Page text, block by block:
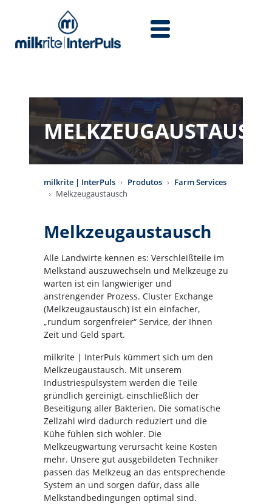
milkrite | InterPuls Produtos
Farm Services
Melkzeugaustausch
Melkzeugaustausch
Alle Landwirte kennen es: Verschleißteile im
Melkstand auszuwechseln und Melkzeuge zu
warten ist ein langwieriger und
anstrengender Prozess. Cluster Exchange
(Melkzeugaustausch) ist ein einfacher,
„rundum sorgenfreier“ Service, der Ihnen
Zeit und Geld spart.
milkrite | InterPuls kümmert sich um den
Melkzeugaustausch. Mit unserem
Industriespülsystem werden die Teile
gründlich gereinigt, einschließlich der
Beseitigung aller Bakterien. Die somatische
Zellzahl wird dadurch reduziert und die
Kühe fühlen sich wohler. Die
Melkzeugwartung verursacht keine Kosten
mehr. Unsere gut ausgebildeten Techniker
passen das Melkzeug an das entsprechende
System an und sorgen dafür, dass alle
Melkstandbedingungen optimal sind.